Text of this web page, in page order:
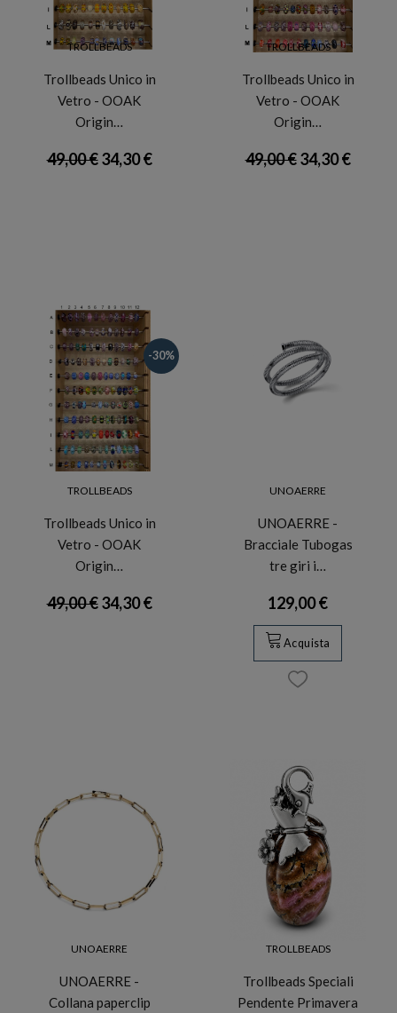
TROLLBEADS
Trollbeads Unico in
Vetro - OOAK
Origin…
49,00 €34,30 €
TROLLBEADS
Trollbeads Unico in
Vetro - OOAK
Origin…
49,00 €34,30 €
-30%
TROLLBEADS
Trollbeads Unico in
Vetro - OOAK
Origin…
49,00 €34,30 €
UNOAERRE
UNOAERRE -
Bracciale Tubogas
tre giri i…
129,00 €
Acquista
UNOAERRE
UNOAERRE -
Collana paperclip
TROLLBEADS
Trollbeads Speciali
Pendente Primavera